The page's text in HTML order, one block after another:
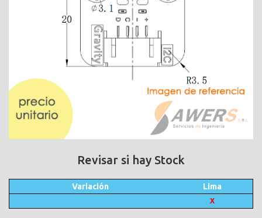
Revisar si hay Stock
Variación Lima
X